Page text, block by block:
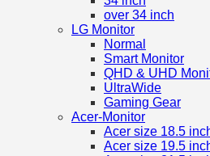
over 34 inch
LG Monitor
Normal
Smart Monitor
QHD & UHD
UltraWide
Gaming Gear
Acer-Monitor
Acer size 18.5
Acer size 19.5